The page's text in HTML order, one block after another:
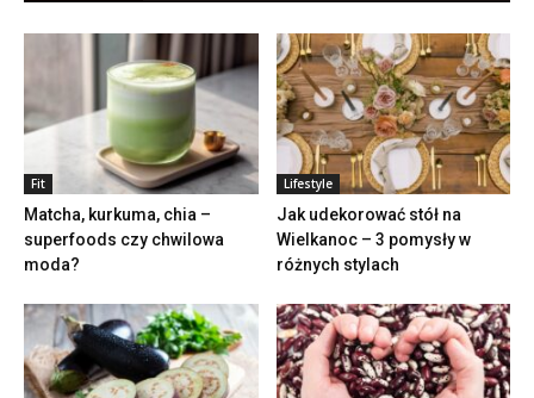
Fit
Matcha, kurkuma, chia –
superfoods czy chwilowa
moda?
Lifestyle
Jak udekorować stół na
Wielkanoc – 3 pomysły w
różnych stylach